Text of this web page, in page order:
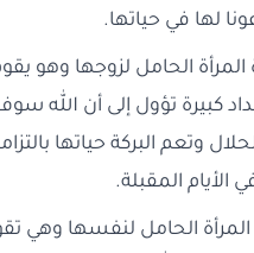
لها في حياتها.
الحامل لزوجها وهو
كبيرة تؤول إلى أن الله
وتعم البركة حياتها
الأيام المقبلة.
المرأة الحامل لنفسها وهي